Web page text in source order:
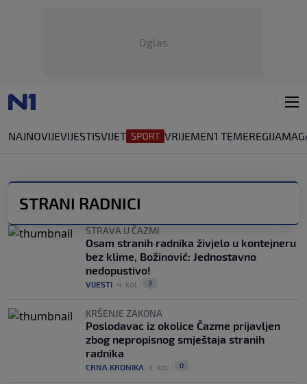
Oglas
NAJNOVIJEVIJESTISVIJET VRIJEMEN1 TEMEREGIJA
STRANI RADNICI
STRAVA U ČAZMI
Osam stranih radnika živjelo u kontejneru
bez klime, Božinović: Jednostavno
nedopustivo!
VIJESTI 4. kol. 3
KRŠENJE ZAKONA
Poslodavac iz okolice Čazme prijavljen
zbog nepropisnog smještaja stranih
radnika
CRNA KRONIKA 3. kol. 0